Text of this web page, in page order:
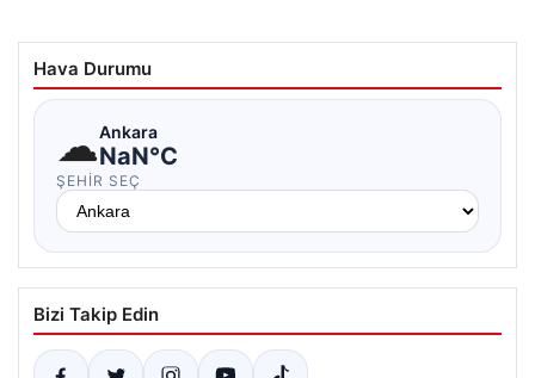
Hava Durumu
☁Ankara
NaN°C
ŞEHIR SEÇ
Bizi Takip Edin